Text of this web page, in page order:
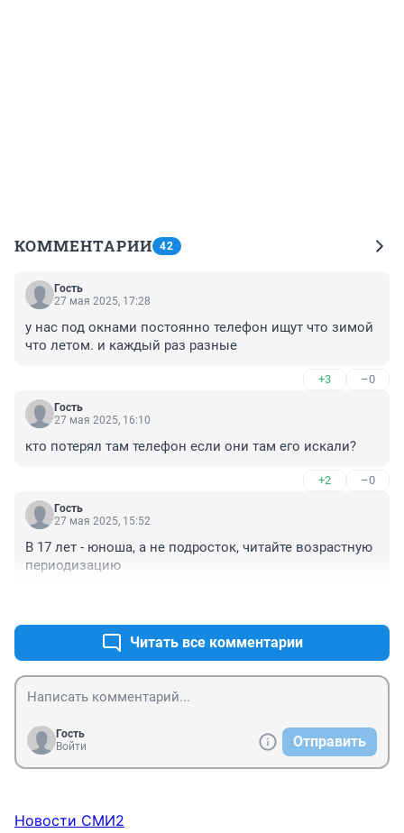
КОММЕНТАРИИ 42
Гость
27 мая 2025, 17:28
у нас под окнами постоянно телефон ищут что зимой
что летом. и каждый раз разные
+3 –0
Гость
27 мая 2025, 16:10
кто потерял там телефон если они там его искали?
+2 –0
Гость
27 мая 2025, 15:52
В 17 лет - юноша, а не подросток, читайте возрастную
периодизацию
Читать все комментарии
Гость
Войти
Отправить
Новости СМИ2